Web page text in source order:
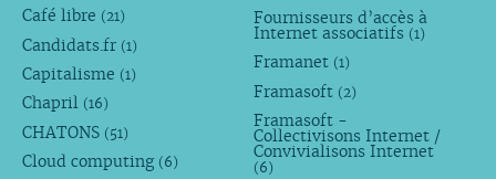
Café libre (21)
Candidats.fr (1)
Capitalisme (1)
Chapril (16)
CHATONS (51)
Cloud computing (6)
Fournisseurs d’accès à
Internet associatifs (1)
Framanet (1)
Framasoft (2)
Framasoft -
Collectivisons Internet /
Convivialisons Internet
(6)